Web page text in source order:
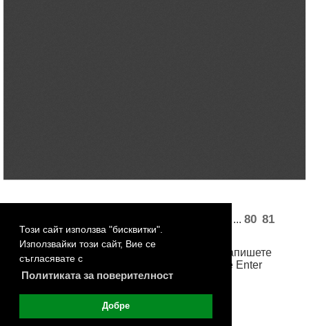
Този сайт използва "бисквитки".
Използвайки този сайт, Вие се
съгласявате с
Политиката за поверителност
Добре
... 80 81
82 83
За достъп до произволна страница, запишете
номера й в бялото поле и натиснете Enter